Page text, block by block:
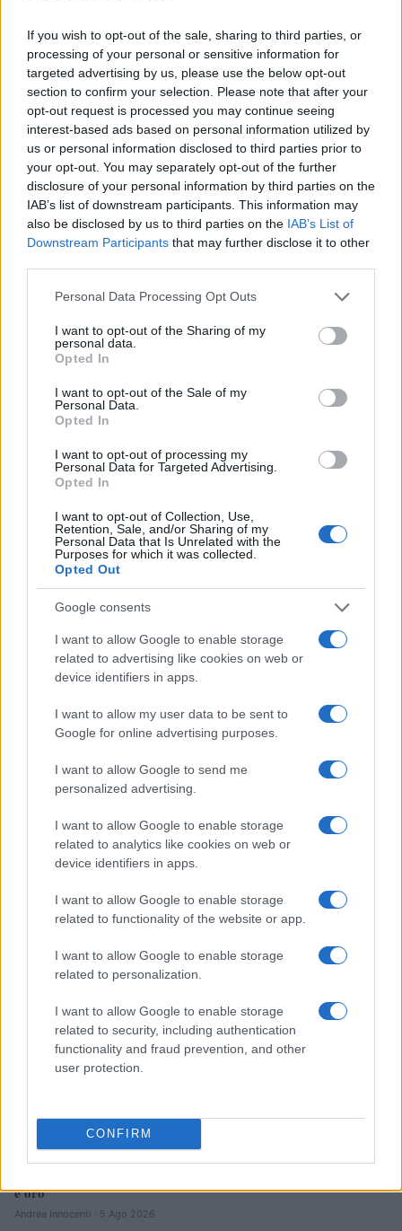
If you wish to opt-out of the sale, sharing to third parties, or
processing of your personal or sensitive information for
targeted advertising by us, please use the below opt-out
section to confirm your selection. Please note that after your
opt-out request is processed you may continue seeing
interest-based ads based on personal information utilized by
us or personal information disclosed to third parties prior to
your opt-out. You may separately opt-out of the further
disclosure of your personal information by third parties on the
IAB’s list of downstream participants. This information may
also be disclosed by us to third parties on the IAB’s List of
Downstream Participants that may further disclose it to other
Please note that this website/app uses one or more Google
not limited to your visit or usage behaviour. You may click to
grant or deny consent to Google and its third-party tags to
use your data for below specified purposes in below Google
consent section.
Personal Data Processing Opt Outs
I want to opt-out of the Sharing of my
personal data.
Opted In
I want to opt-out of the Sale of my
Personal Data.
Opted In
I want to opt-out of processing my
Personal Data for Targeted Advertising.
Opted In
I want to opt-out of Collection, Use,
Retention, Sale, and/or Sharing of my
Personal Data that Is Unrelated with the
Purposes for which it was collected.
Opted Out
Google consents
I want to allow Google to enable storage
related to advertising like cookies on web or
device identifiers in apps.
I want to allow my user data to be sent to
Google for online advertising purposes.
I want to allow Google to send me
personalized advertising.
I want to allow Google to enable storage
related to analytics like cookies on web or
device identifiers in apps.
I want to allow Google to enable storage
related to functionality of the website or app.
I want to allow Google to enable storage
related to personalization.
I want to allow Google to enable storage
related to security, including authentication
functionality and fraud prevention, and other
user protection.
CONFIRM
Continua a leggere
Petrolio in calo, Brent a 88.9 USD dopo un ribasso del 8.3%
Andrea Innocenti · 7 Ago 2026
Petrolio in calo: Brent a 88.9 dollari, ribassi diffusi tra le
materie prime
NEWS
e oro
Andrea Innocenti · 5 Ago 2026